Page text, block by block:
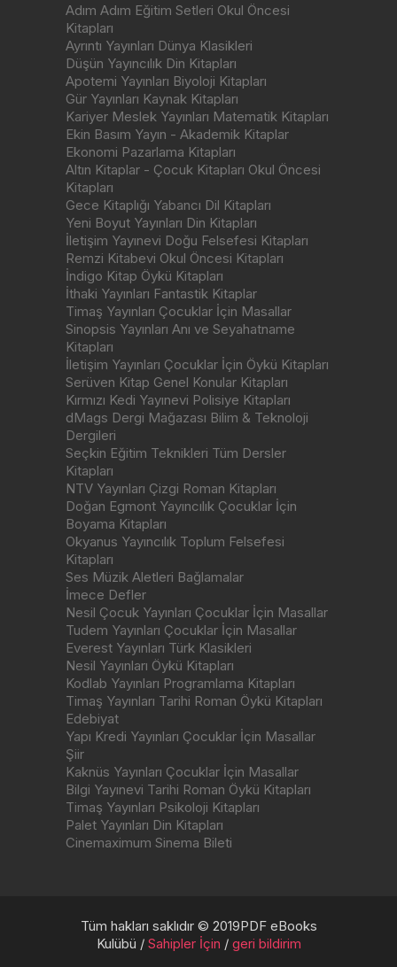
Adım Adım Eğitim Setleri Okul Öncesi
Kitapları
Ayrıntı Yayınları Dünya Klasikleri
Düşün Yayıncılık Din Kitapları
Apotemi Yayınları Biyoloji Kitapları
Gür Yayınları Kaynak Kitapları
Kariyer Meslek Yayınları Matematik Kitapları
Ekin Basım Yayın - Akademik Kitaplar
Ekonomi Pazarlama Kitapları
Altın Kitaplar - Çocuk Kitapları Okul Öncesi
Kitapları
Gece Kitaplığı Yabancı Dil Kitapları
Yeni Boyut Yayınları Din Kitapları
İletişim Yayınevi Doğu Felsefesi Kitapları
Remzi Kitabevi Okul Öncesi Kitapları
İndigo Kitap Öykü Kitapları
İthaki Yayınları Fantastik Kitaplar
Timaş Yayınları Çocuklar İçin Masallar
Sinopsis Yayınları Anı ve Seyahatname
Kitapları
İletişim Yayınları Çocuklar İçin Öykü Kitapları
Serüven Kitap Genel Konular Kitapları
Kırmızı Kedi Yayınevi Polisiye Kitapları
dMags Dergi Mağazası Bilim & Teknoloji
Dergileri
Seçkin Eğitim Teknikleri Tüm Dersler
Kitapları
NTV Yayınları Çizgi Roman Kitapları
Doğan Egmont Yayıncılık Çocuklar İçin
Boyama Kitapları
Okyanus Yayıncılık Toplum Felsefesi
Kitapları
Ses Müzik Aletleri Bağlamalar
İmece Defler
Nesil Çocuk Yayınları Çocuklar İçin Masallar
Tudem Yayınları Çocuklar İçin Masallar
Everest Yayınları Türk Klasikleri
Nesil Yayınları Öykü Kitapları
Kodlab Yayınları Programlama Kitapları
Timaş Yayınları Tarihi Roman Öykü Kitapları
Edebiyat
Yapı Kredi Yayınları Çocuklar İçin Masallar
Şiir
Kaknüs Yayınları Çocuklar İçin Masallar
Bilgi Yayınevi Tarihi Roman Öykü Kitapları
Timaş Yayınları Psikoloji Kitapları
Palet Yayınları Din Kitapları
Cinemaximum Sinema Bileti
Tüm hakları saklıdır © 2019PDF eBooks
Kulübü / Sahipler İçin / geri bildirim